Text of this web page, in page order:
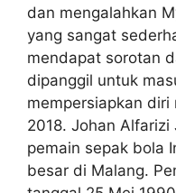
dan mengalahkan
yang sangat
mendapat sorotan
dipanggil untuk
mempersiapkan diri
2018. Johan
pemain sepak bola
besar di Malang.